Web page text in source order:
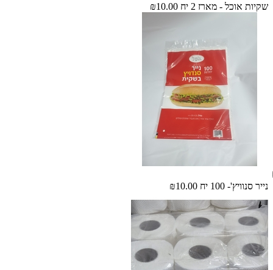
שקיות אוכל - מארז 2 יח ₪10.00
נייר סנוויץ'- 100 יח ₪10.00